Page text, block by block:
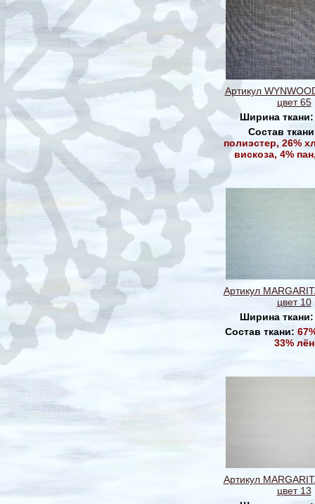
Артикул
цвет 65
Ширина
Состав
полиэстер, 26%
вискоза, 4%
Артикул
цвет 10
Ширина
Состав ткани:
33% лён
Артикул
цвет 13